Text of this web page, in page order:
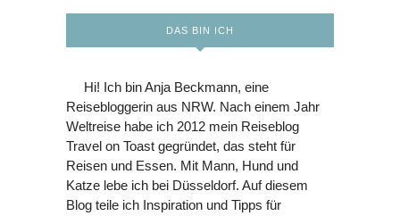
DAS BIN ICH
Hi! Ich bin Anja Beckmann, eine
Reisebloggerin aus NRW. Nach einem Jahr
Weltreise habe ich 2012 mein Reiseblog
Travel on Toast gegründet, das steht für
Reisen und Essen. Mit Mann, Hund und
Katze lebe ich bei Düsseldorf. Auf diesem
Blog teile ich Inspiration und Tipps für